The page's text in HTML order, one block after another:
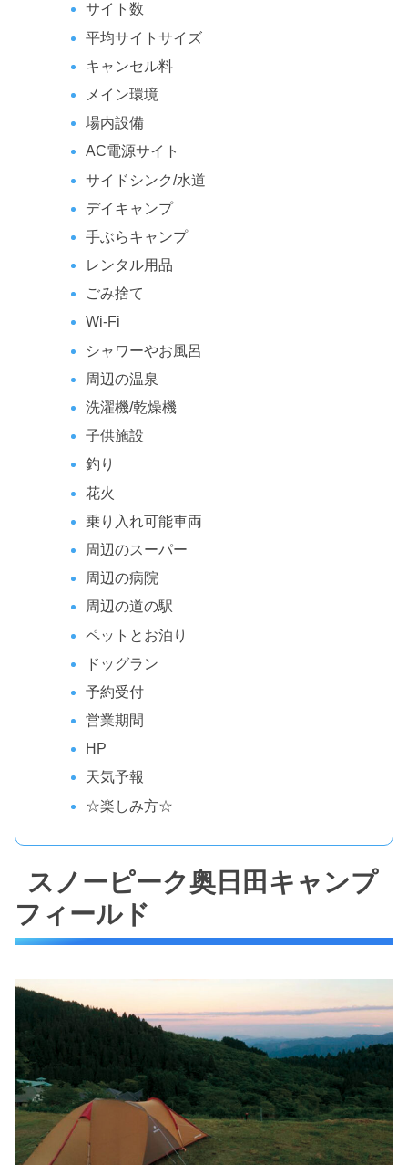
サイト数
平均サイトサイズ
キャンセル料
メイン環境
場内設備
AC電源サイト
サイドシンク/水道
デイキャンプ
手ぶらキャンプ
レンタル用品
ごみ捨て
Wi-Fi
シャワーやお風呂
周辺の温泉
洗濯機/乾燥機
子供施設
釣り
花火
乗り入れ可能車両
周辺のスーパー
周辺の病院
周辺の道の駅
ペットとお泊り
ドッグラン
予約受付
営業期間
HP
天気予報
☆楽しみ方☆
スノーピーク奥日田キャンプ
フィールド